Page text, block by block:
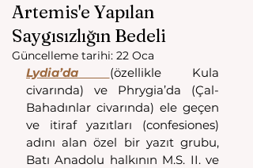
Artemis'e Yapılan
Saygısızlığın Bedeli
Güncelleme tarihi: 22 Oca
Lydia’da (özellikle Kula
civarında) ve Phrygia’da (Çal-
Bahadınlar civarında) ele geçen
ve itiraf yazıtları (confesiones)
adını alan özel bir yazıt grubu,
Batı Anadolu halkının M.S. II. ve